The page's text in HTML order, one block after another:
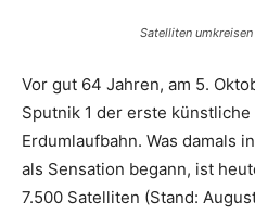
Satelliten
Vor gut 64 Jahren, am 5.
Sputnik 1 der erste
Erdumlaufbahn. Was damals
als Sensation begann, ist
7.500 Satelliten (Stand: